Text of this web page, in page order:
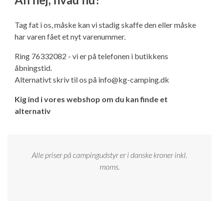
Adria Astella
Next
Hobby Prestige
Hobby Maxia
Ny campingvogn - godt at vide
Lille campingvogn
Finansiering af campingvogn
Vil du sælge din campingvogn?
Brugte telte og udstyr
Isabella Fortelte
Isabella weekend- og vinterfortelte
Camping erhverv
Adria Coral
Adria Compact
Internet i campingvognen
Aircondition og klimaanlæg
Gas-komfort i din campingvogn
Byvand - rindende vand i campingvognen
GPS tracker til autocamper og campingvogn
Sikker handel
Klagemuligheder
Handelsbetingelser - webshop
Tag fat i os, måske kan vi stadig skaffe den eller måske
har varen fået et nyt varenummer.
Ring 76332082 - vi er på telefonen i butikkens
åbningstid.
Alternativt skriv til os på info@kg-camping.dk
Kig ind i vores webshop om du kan finde et
alternativ
Alle priser på campingudstyr er i danske kroner inkl.
moms.